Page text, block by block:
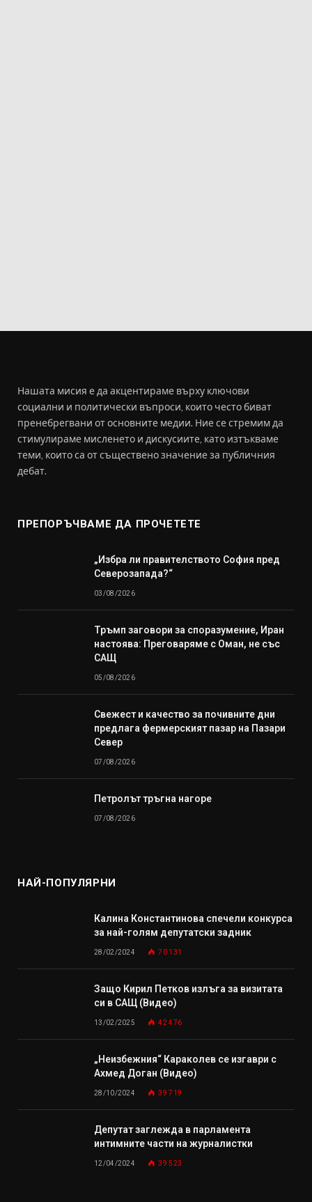
Нашата мисия е да акцентираме върху ключови
социални и политически въпроси, които често биват
пренебрегвани от основните медии. Ние се стремим да
стимулираме мисленето и дискусиите, като изтъкваме
теми, които са от съществено значение за публичния
дебат.
ПРЕПОРЪЧВАМЕ ДА ПРОЧЕТЕТЕ
„Избра ли правителството София пред
Северозапада?“
03/08/2026
Тръмп заговори за споразумение, Иран
настоява: Преговаряме с Оман, не със
САЩ
05/08/2026
Свежест и качество за почивните дни
предлага фермерският пазар на Пазари
Север
07/08/2026
Петролът тръгна нагоре
07/08/2026
НАЙ-ПОПУЛЯРНИ
Калина Константинова спечели конкурса
за най-голям депутатски задник
28/02/2024 70 131
Защо Кирил Петков излъга за визитата
си в САЩ (Видео)
13/02/2025 42 476
„Неизбежния“ Караколев се изгаври с
Ахмед Доган (Видео)
28/10/2024 39 719
Депутат заглежда в парламента
интимните части на журналистки
12/04/2024 39 523